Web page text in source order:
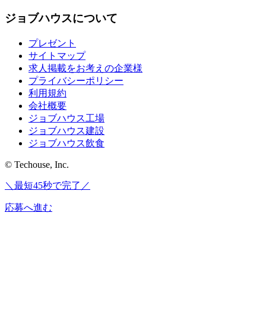
ジョブハウスについて
プレゼント
サイトマップ
求人掲載をお考えの企業様
プライバシーポリシー
利用規約
会社概要
ジョブハウス工場
ジョブハウス建設
ジョブハウス飲食
© Techouse, Inc.
＼最短45秒で完了／
応募へ進む